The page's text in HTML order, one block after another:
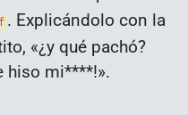
. Explicándolo con la
«¿y qué pachó?
hiso mi****!».